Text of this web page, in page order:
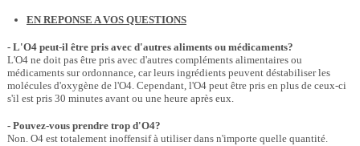
EN REPONSE A VOS QUESTIONS
- L'O4 peut-il être pris avec d'autres aliments ou médicaments?
L'O4 ne doit pas être pris avec d'autres compléments alimentaires ou
médicaments sur ordonnance, car leurs ingrédients peuvent déstabiliser les
molécules d'oxygène de l'O4. Cependant, l'O4 peut être pris en plus de ceux-ci
s'il est pris 30 minutes avant ou une heure après eux.
- Pouvez-vous prendre trop d'O4?
Non. O4 est totalement inoffensif à utiliser dans n'importe quelle quantité.